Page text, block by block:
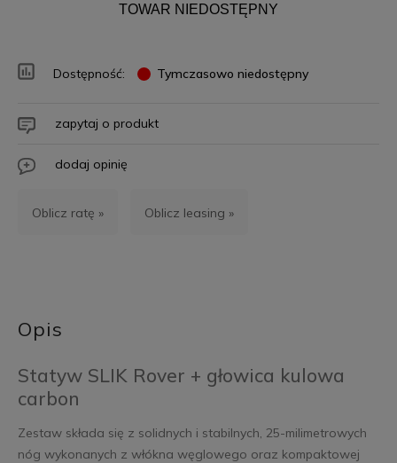
TOWAR NIEDOSTĘPNY
Dostępność: Tymczasowo niedostępny
zapytaj o produkt
dodaj opinię
Oblicz ratę » Oblicz leasing »
Opis
Statyw SLIK Rover + głowica kulowa
carbon
Zestaw składa się z solidnych i stabilnych, 25-milimetrowych
nóg wykonanych z włókna węglowego oraz kompaktowej